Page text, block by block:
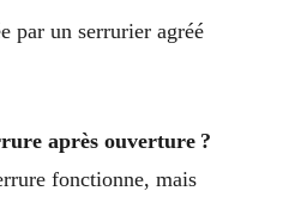
par un serrurier agréé
après ouverture ?
fonctionne, mais